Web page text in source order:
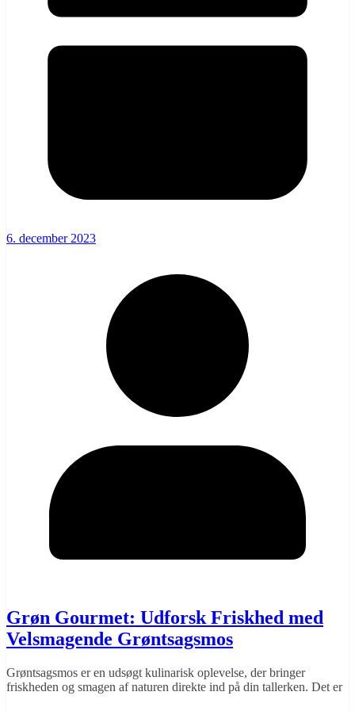
6. december 2023
Grøn Gourmet: Udforsk Friskhed med
Velsmagende Grøntsagsmos
Grøntsagsmos er en udsøgt kulinarisk oplevelse, der bringer
friskheden og smagen af ​​naturen direkte ind på din tallerken. Det er